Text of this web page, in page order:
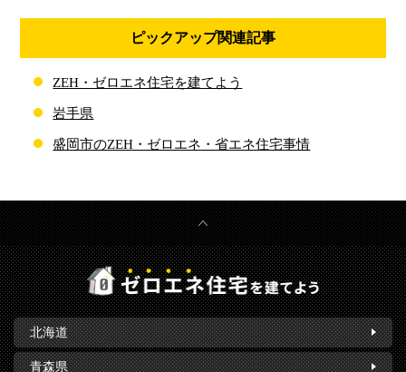
ピックアップ関連記事
ZEH・ゼロエネ住宅を建てよう
岩手県
盛岡市のZEH・ゼロエネ・省エネ住宅事情
北海道
青森県